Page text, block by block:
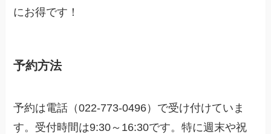
にお得です！
予約方法
予約は電話（022-773-0496）で受け付けていま
す。受付時間は9:30～16:30です。特に週末や祝